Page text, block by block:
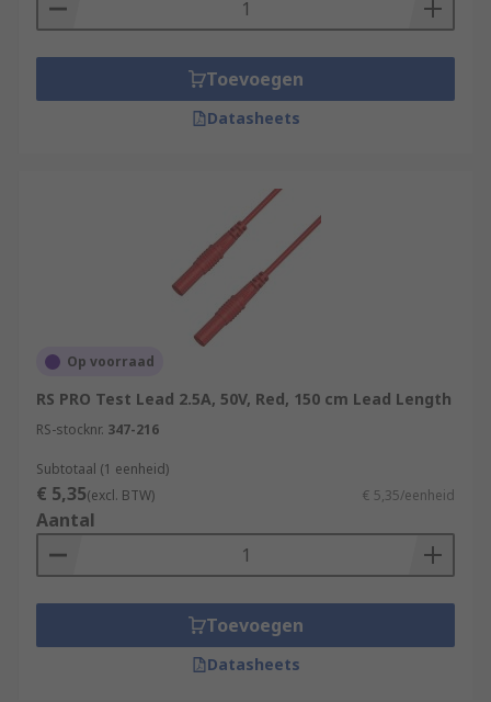
Toevoegen
Datasheets
Op voorraad
RS PRO Test Lead 2.5A, 50V, Red, 150 cm Lead Length
RS-stocknr. 347-216
Subtotaal (1 eenheid)
€ 5,35(excl. BTW) € 5,35/eenheid
Aantal
Toevoegen
Datasheets